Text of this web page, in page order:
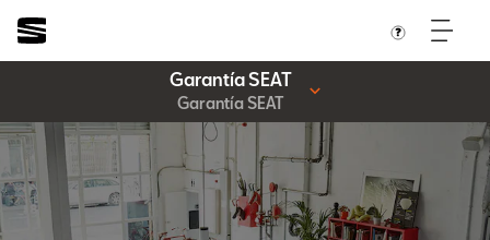
Garantía SEAT
Garantía SEAT